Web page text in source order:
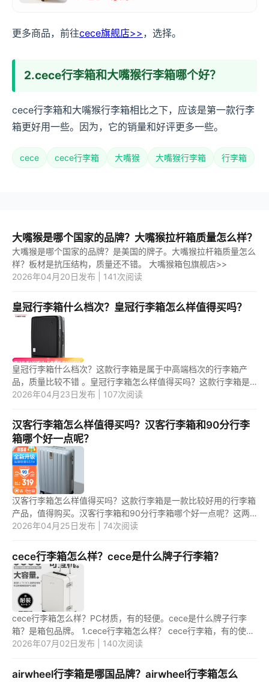
更多商品，前往cece旗舰店>> ，选择。
2.cece行李箱和大嘴猴行李箱哪个好？
cece行李箱和大嘴猴行李箱相比之下，应该是第一款行李
箱更好用一些。因为，它的销量和好评更多一些。
cece cece行李箱 大嘴猴 大嘴猴行李箱 行李箱
大嘴猴是哪个国家的品牌？大嘴猴拉杆箱质量怎么样？
大嘴猴是哪个国家的品牌？是美国的牌子。大嘴猴拉杆箱质量怎么
样？板材是抗压结构，质量还不错。 大嘴猴箱包旗舰店>>
2026年04月20日发布 | 141次阅读
皇冠行李箱什么档次？皇冠行李箱怎么样值得买吗？
皇冠行李箱什么档次？这款行李箱是属于中高端档次的行李箱产
品，质量比较不错 。皇冠行李箱怎么样值得买吗？这款行李箱是
一款比较好用的行李箱产品，值得购买。 1.皇冠行李箱什么档次？
2026年04月23日发布 | 107次阅读
汉客行李箱怎么样值得买吗？汉客行李箱和90分行李
箱哪个好一点呢？
汉客行李箱怎么样值得买吗？这款行李箱是一款比较好用的行李箱
产品，值得购买。汉客行李箱和90分行李箱哪个好一点呢？这两
款行李箱产品中，应该是第一款行李箱更好用一些。 1.汉客行李箱
2026年04月25日发布 | 74次阅读
cece行李箱怎么样？cece是什么牌子行李箱？
cece行李箱怎么样？PC材质，有的轻便。cece是什么牌子行李
箱？是箱包品牌。 1.cece行李箱怎么样？ cece行李箱，有的使用
的材质，是PC材质。并且，有的比较轻便，方便携带出行。
2026年07月02日发布 | 140次阅读
airwheel行李箱是哪国品牌？airwheel行李箱怎么